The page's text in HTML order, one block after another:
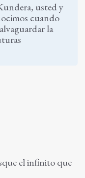
usted y
cuando
la
el infinito que